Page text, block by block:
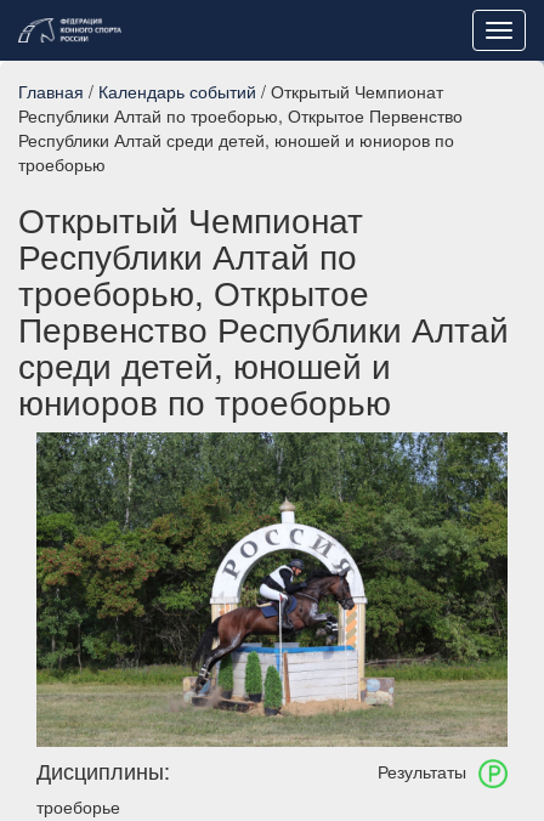
Главная / Календарь событий / Открытый Чемпионат
Республики Алтай по троеборью, Открытое Первенство
Республики Алтай среди детей, юношей и юниоров по
троеборью
Открытый Чемпионат
Республики Алтай по
троеборью, Открытое
Первенство Республики Алтай
среди детей, юношей и
юниоров по троеборью
Результаты
Дисциплины:
троеборье